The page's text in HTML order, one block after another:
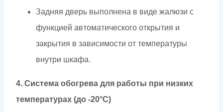
Задняя дверь выполнена в виде жалюзи с
функцией автоматического открытия и
закрытия в зависимости от температуры
внутри шкафа.
4. Система обогрева для работы при низких
температурах (до -20°C)